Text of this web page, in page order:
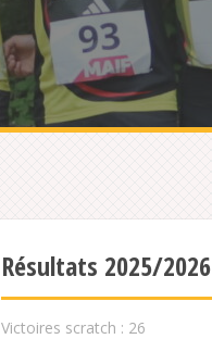
Résultats 2025/2026
Victoires scratch : 26